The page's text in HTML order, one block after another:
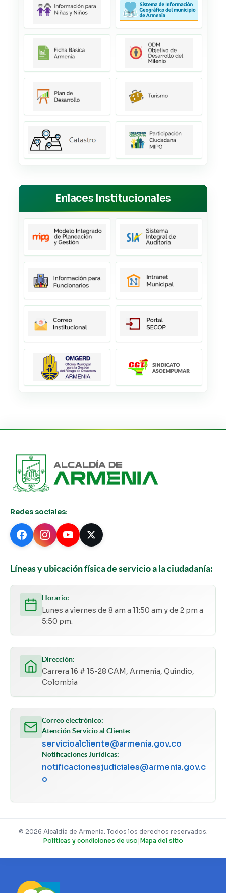
Enlaces Institucionales
Redes sociales:
Líneas y ubicación física de servicio a la ciudadanía:
Horario:
Lunes a viernes de 8 am a 11:50 am y de 2 pm a
5:50 pm.
Dirección:
Carrera 16 # 15-28 CAM, Armenia, Quindío,
Colombia
Correo electrónico:
Atención Servicio al Cliente:
servicioalcliente@armenia.gov.co
Notificaciones Jurídicas:
notificacionesjudiciales@armenia.gov.c
o
© 2026 Alcaldía de Armenia. Todos los derechos reservados.
Políticas y condiciones de uso |Mapa del sitio